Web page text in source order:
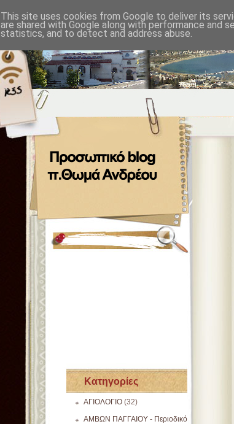
Κατηγορίες
ΑΓΙΟΛΟΓΙΟ (32)
ΑΜΒΩΝ ΠΑΓΓΑΙΟΥ - Περιοδικό
This site uses cookies from Google to deliver its
are shared with Google along with performance and
statistics, and to detect and address abuse.